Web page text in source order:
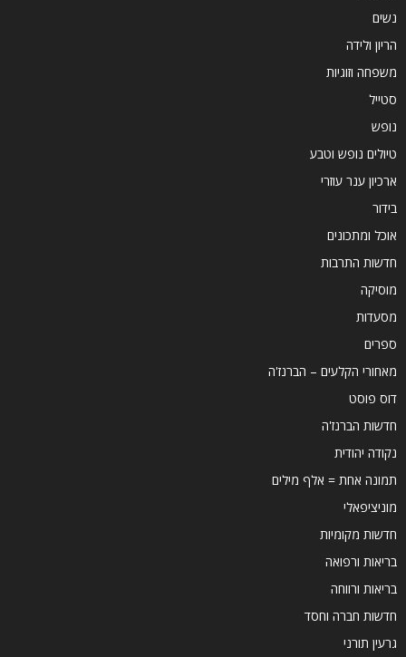
נשים
הריון ולידה
משפחה וזוגיות
סטייל
נופש
טיולים נופש וטבע
ארכיון ענר עוזרי
בידור
אוכל ומתכונים
חדשות התרבות
מוסיקה
מסעדות
ספרים
מאחורי הקלעים – הברנז'ה
דוס פוסט
חדשות הברנז'ה
נקודה יהודית
תמונה אחת = אלף מילים
מוניציפאלי
חדשות מקומיות
בריאות ורפואה
בריאות ורווחה
חדשות חברה וחסד
גרעין תורני